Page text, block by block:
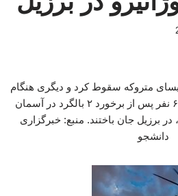
متروکه سقوط کرد و دیگری هنگام
برخورد با زمین منفجر شد. ۶ نفر پس از برخورد ۲ بالگرد در آسمان
در برزیل جان باختند. منبع: خبرگزاری
دانشجو